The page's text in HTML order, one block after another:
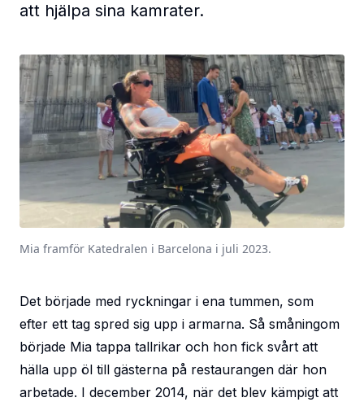
att hjälpa sina kamrater.
Mia framför Katedralen i Barcelona i juli 2023.
Det började med ryckningar i ena tummen, som
efter ett tag spred sig upp i armarna. Så småningom
började Mia tappa tallrikar och hon fick svårt att
hälla upp öl till gästerna på restaurangen där hon
arbetade. I december 2014, när det blev kämpigt att